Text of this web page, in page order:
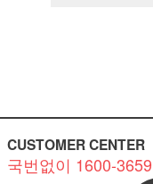
CUSTOMER CENTER
국번없이 1600-3659